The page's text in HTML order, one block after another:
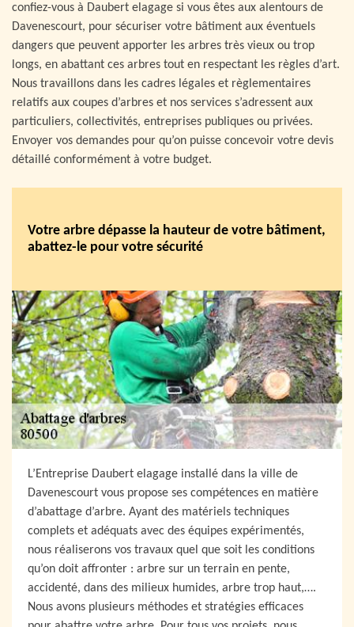
confiez-vous à Daubert elagage si vous êtes aux alentours de
Davenescourt, pour sécuriser votre bâtiment aux éventuels
dangers que peuvent apporter les arbres très vieux ou trop
longs, en abattant ces arbres tout en respectant les règles d’art.
Nous travaillons dans les cadres légales et règlementaires
relatifs aux coupes d’arbres et nos services s’adressent aux
particuliers, collectivités, entreprises publiques ou privées.
Envoyer vos demandes pour qu’on puisse concevoir votre devis
détaillé conformément à votre budget.
Votre arbre dépasse la hauteur de votre bâtiment,
abattez-le pour votre sécurité
L’Entreprise Daubert elagage installé dans la ville de
Davenescourt vous propose ses compétences en matière
d’abattage d’arbre. Ayant des matériels techniques
complets et adéquats avec des équipes expérimentés,
nous réaliserons vos travaux quel que soit les conditions
qu’on doit affronter : arbre sur un terrain en pente,
accidenté, dans des milieux humides, arbre trop haut,….
Nous avons plusieurs méthodes et stratégies efficaces